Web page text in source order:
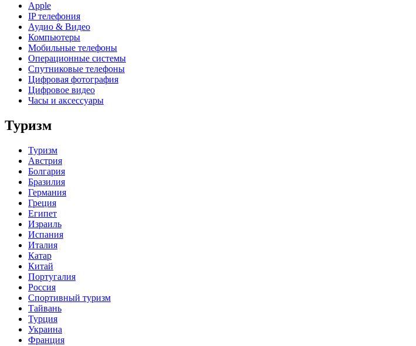
Apple
IP телефония
Аудио & Видео
Компьютеры
Мобильные телефоны
Операционные системы
Спутниковые телефоны
Цифровая фотография
Цифровое видео
Часы и аксессуары
Туризм
Туризм
Австрия
Болгария
Бразилия
Германия
Греция
Египет
Израиль
Испания
Италия
Катар
Китай
Португалия
Россия
Спортивный туризм
Тайвань
Турция
Украина
Франция